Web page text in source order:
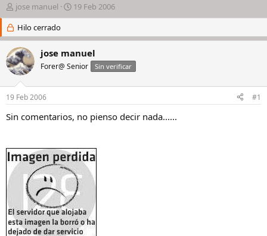
I
n
c
i
a
d
o
d
e
l
o
jose manuel
F
e
h
d
e
i
i
19 Feb 2006
Hilo cerrado
jose manuel
Forer@ Senior Sin verificar
19 Feb 2006 #1
Sin comentarios, no pienso decir nada......